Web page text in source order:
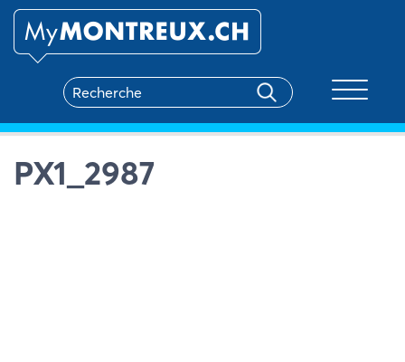
PX1_2987